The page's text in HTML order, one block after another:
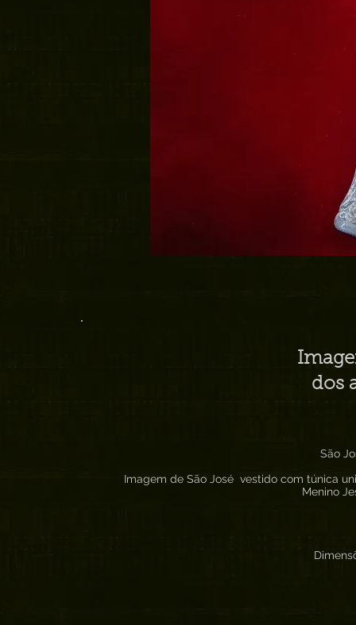
dos
São
Imagem de São José vestido com túnica
Menino